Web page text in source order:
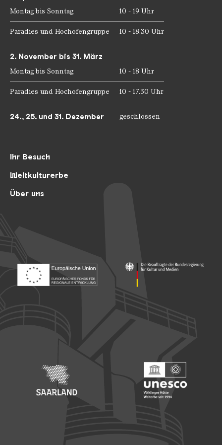
Ihr Besuch
Weltkulturerbe
Über uns
Montag bis Sonntag 10 - 19 Uhr
Paradies und Hochofengruppe 10 - 18.30 Uhr
2. November bis 31. März
Montag bis Sonntag 10 - 18 Uhr
Paradies und Hochofengruppe 10 - 17.30 Uhr
24., 25. und 31. Dezember geschlossen